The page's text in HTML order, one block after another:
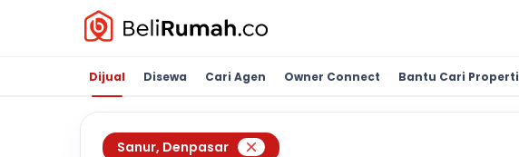
Dijual Disewa Cari Agen Owner Connect Bantu Cari Properti
Sanur, Denpasar